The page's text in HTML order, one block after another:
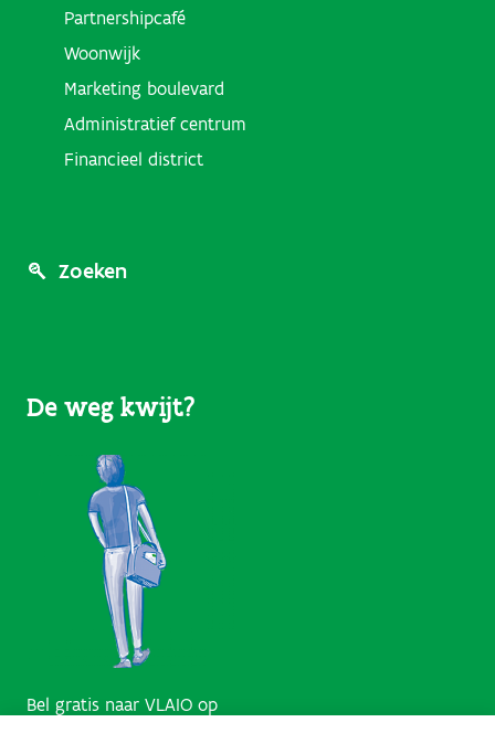
(Districts)
Partnershipcafé
Woonwijk
Marketing boulevard
Administratief centrum
Financieel district
Footer
Links)
Zoeken
De weg kwijt?
Bel gratis naar VLAIO op